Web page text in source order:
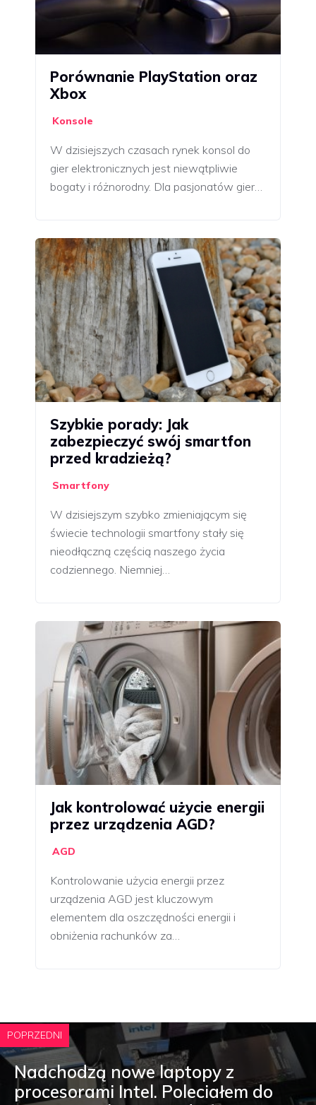
Porównanie PlayStation oraz
Xbox
Konsole
W dzisiejszych czasach rynek konsol do
gier elektronicznych jest niewątpliwie
bogaty i różnorodny. Dla pasjonatów gier…
Szybkie porady: Jak
zabezpieczyć swój smartfon
przed kradzieżą?
Smartfony
W dzisiejszym szybko zmieniającym się
świecie technologii smartfony stały się
nieodłączną częścią naszego życia
codziennego. Niemniej…
Jak kontrolować użycie energii
przez urządzenia AGD?
AGD
Kontrolowanie użycia energii przez
urządzenia AGD jest kluczowym
elementem dla oszczędności energii i
obniżenia rachunków za…
POPRZEDNI
Nadchodzą nowe laptopy z
procesorami Intel. Poleciałem do